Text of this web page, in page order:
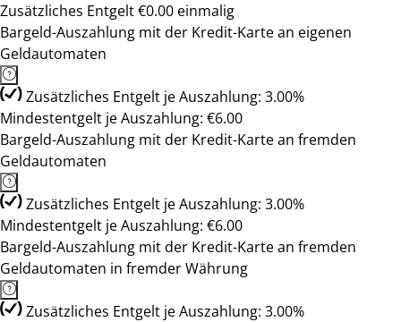
Zusätzliches Entgelt €0.00 einmalig
Bargeld-Auszahlung mit der Kredit-Karte an eigenen
Geldautomaten
Zusätzliches Entgelt je Auszahlung: 3.00%
Mindestentgelt je Auszahlung: €6.00
Bargeld-Auszahlung mit der Kredit-Karte an fremden
Geldautomaten
Zusätzliches Entgelt je Auszahlung: 3.00%
Mindestentgelt je Auszahlung: €6.00
Bargeld-Auszahlung mit der Kredit-Karte an fremden
Geldautomaten in fremder Währung
Zusätzliches Entgelt je Auszahlung: 3.00%